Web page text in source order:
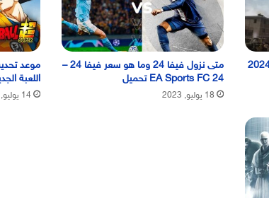
متى نزول فيفا 24 وما هو سعر فيفا 24 –
EA Sports FC 24 تحميل
18 يوليو, 2023
اللعبة
14 يوليو, 2023